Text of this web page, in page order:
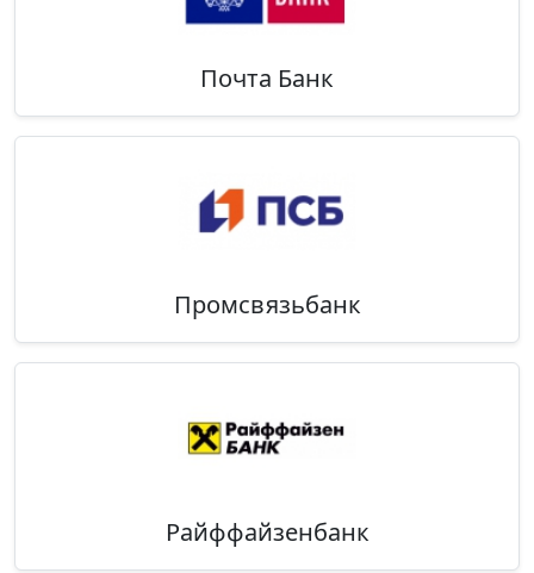
Почта Банк
Промсвязьбанк
Райффайзенбанк